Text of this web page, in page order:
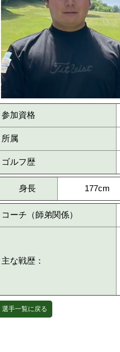
参加資格
所属
ゴルフ歴
身長 177cm
コーチ（師弟関係）
主な戦歴：
選手一覧に戻る